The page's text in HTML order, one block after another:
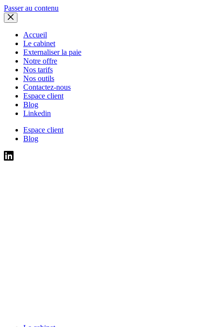
Passer au contenu
Accueil
Le cabinet
Externaliser la paie
Notre offre
Nos tarifs
Nos outils
Contactez-nous
Espace client
Blog
Linkedin
Espace client
Blog